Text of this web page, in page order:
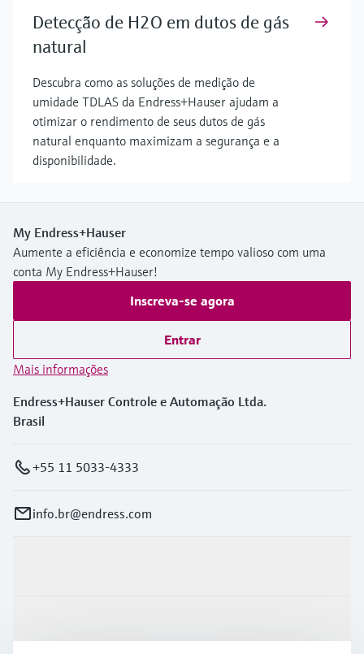
Detecção de H2O em dutos de gás
natural
Descubra como as soluções de medição de
umidade TDLAS da Endress+Hauser ajudam a
otimizar o rendimento de seus dutos de gás
natural enquanto maximizam a segurança e a
disponibilidade.
My Endress+Hauser
Aumente a eficiência e economize tempo valioso com uma
conta My Endress+Hauser!
Inscreva-se agora
Entrar
Mais informações
Endress+Hauser Controle e Automação Ltda.
Brasil
+55 11 5033-4333
info.br@endress.com